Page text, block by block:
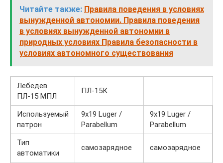
Читайте также: Правила поведения в условиях
вынужденной автономии. Правила поведения
в условиях вынужденной автономии в
природных условиях Правила безопасности в
условиях автономного существования
Лебедев
ПЛ-15 МПЛ
ПЛ-15К
Используемый
патрон
9х19 Luger /
Parabellum
9х19 Luger /
Parabellum
Тип
автоматики
самозарядное самозарядное